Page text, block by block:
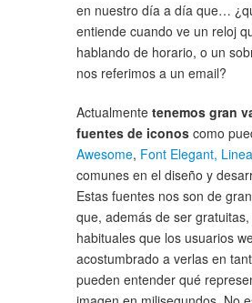
en nuestro día a día que…
entiende cuando ve un reloj
hablando de horario, o un
nos referimos a un email?
Actualmente tenemos gran
fuentes de iconos como
Awesome, Font Elegant,
comunes en el diseño y
Estas fuentes nos son de
que, además de ser
habituales que los usuarios
acostumbrado a verlas en
pueden entender qué